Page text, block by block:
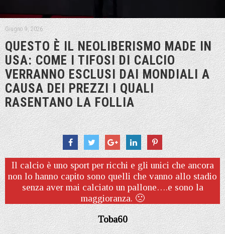
Giugno 9, 2026
QUESTO È IL NEOLIBERISMO MADE IN
USA: COME I TIFOSI DI CALCIO
VERRANNO ESCLUSI DAI MONDIALI A
CAUSA DEI PREZZI I QUALI
RASENTANO LA FOLLIA
Il calcio è uno sport per ricchi e gli unici che ancora
non lo hanno capito sono quelli che vanno allo stadio
senza aver mai calciato un pallone….e sono la
maggioranza. 🙁
Toba60